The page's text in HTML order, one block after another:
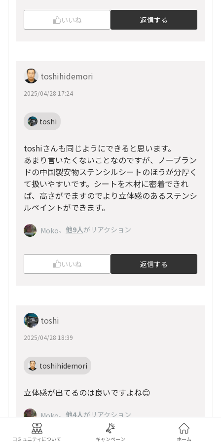
いいね 返信する
toshihidemori
2025/04/28 17:24
toshi
toshiさんも同じようにできると思います。
あまり言いたくないことなのですが、ノーブラン
ドの中国製安物ステンシルシートのほうが分厚く
て扱いやすいです。シートを木材に密着できれ
ば、高さがでますのでより立体感のあるステンシ
ルペイントができます。
Moko、 他9人がリアクション
いいね 返信する
toshi
2025/04/28 18:39
toshihidemori
立体感が出てるのは良いですよね😊
Moko、 他4人がリアクション
コミュニティについて キャンペーン ホーム